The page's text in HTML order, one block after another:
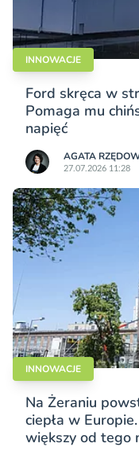
INNOWACJE
Ford skręca w
Pomaga mu
napięć
AGATA
27.07.2026 11:28
INNOWACJE
Na Żeraniu
ciepła w
większy od tego